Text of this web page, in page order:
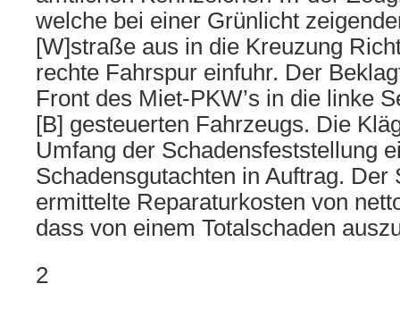
welche bei einer Grünlicht
[W]straße aus in die Kreuzung
rechte Fahrspur einfuhr. Der
Front des Miet-PKW’s in die linke
[B] gesteuerten Fahrzeugs. Die
Umfang der Schadensfeststellung
Schadensgutachten in Auftrag. Der
ermittelte Reparaturkosten von
dass von einem Totalschaden
2